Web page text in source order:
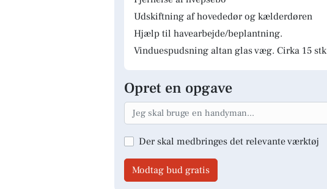
Udskiftning af hovededør og kælderdøren
Hjælp til havearbejde/beplantning.
Vinduespudsning altan glas væg. Cirka 15 stk
Opret en opgave
Der skal medbringes det relevante værktøj
Modtag bud gratis